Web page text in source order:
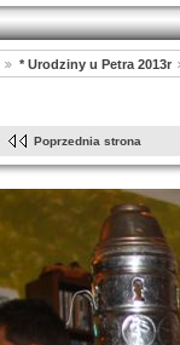
* Urodziny u Petra 2013r
Poprzednia strona